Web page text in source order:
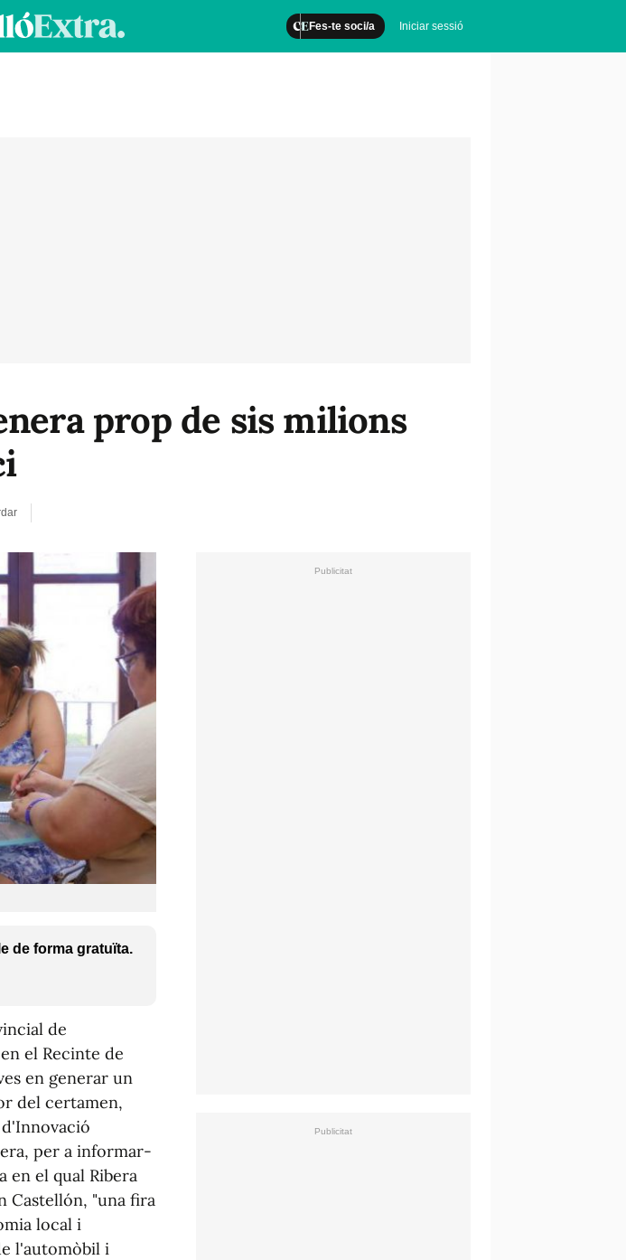
Fes-te soci/a Iniciar sessió
prop de sis milions
de forma gratuïta.
de
el Recinte de
en generar un
del certamen,
per a informar-
en el qual Ribera
Castellón, "una fira
local i
l'automòbil i